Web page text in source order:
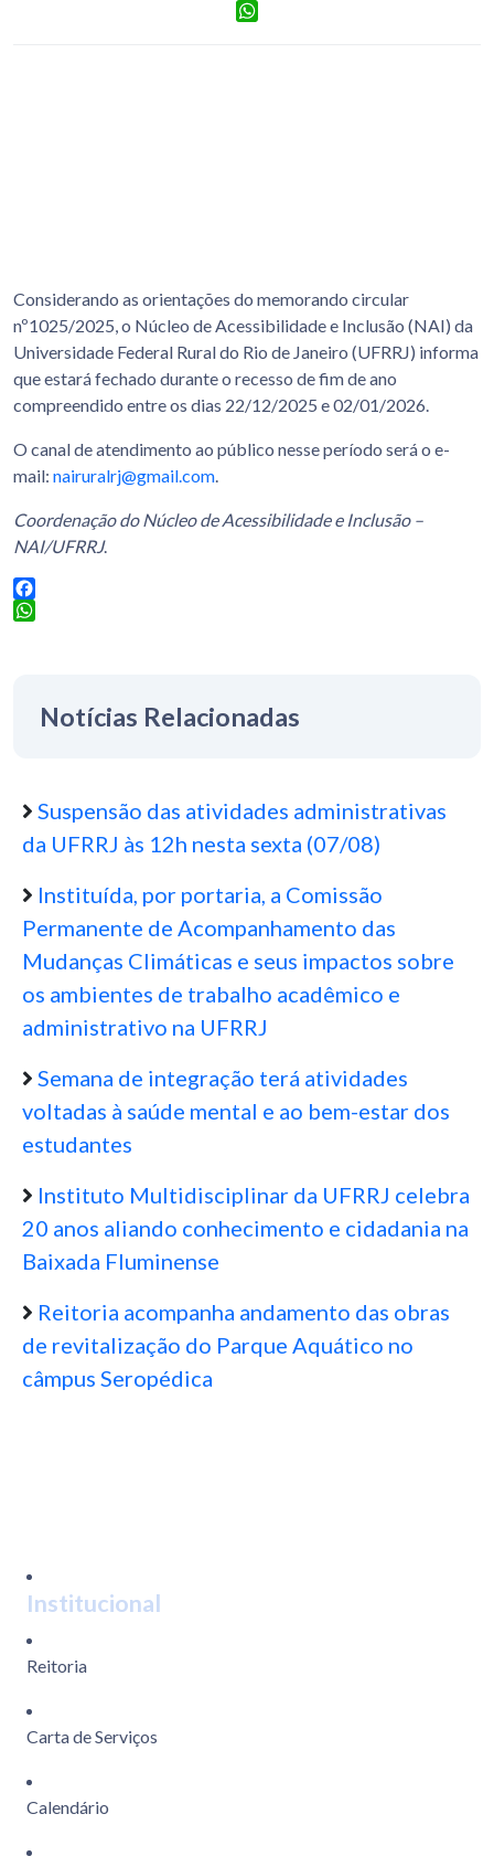
Facebook
Considerando as orientações do memorando circular
nº1025/2025, o Núcleo de Acessibilidade e Inclusão (NAI) da
Universidade Federal Rural do Rio de Janeiro (UFRRJ) informa
que estará fechado durante o recesso de fim de ano
compreendido entre os dias 22/12/2025 e 02/01/2026.
O canal de atendimento ao público nesse período será o e-
mail: nairuralrj@gmail.com
Coordenação do Núcleo de Acessibilidade e Inclusão –
NAI/UFRRJ.
Facebook
Notícias Relacionadas
Suspensão das atividades administrativas
da UFRRJ às 12h nesta sexta (07/08)
Instituída, por portaria, a Comissão
Permanente de Acompanhamento das
Mudanças Climáticas e seus impactos sobre
os ambientes de trabalho acadêmico e
administrativo na UFRRJ
Semana de integração terá atividades
voltadas à saúde mental e ao bem-estar dos
estudantes
Instituto Multidisciplinar da UFRRJ celebra
20 anos aliando conhecimento e cidadania na
Baixada Fluminense
Reitoria acompanha andamento das obras
de revitalização do Parque Aquático no
câmpus Seropédica
Institucional
Reitoria
Carta de Serviços
Calendário